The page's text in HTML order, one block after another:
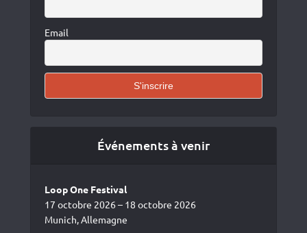
Email
Événements à venir
Loop One Festival
17 octobre 2026 – 18 octobre 2026
Munich, Allemagne